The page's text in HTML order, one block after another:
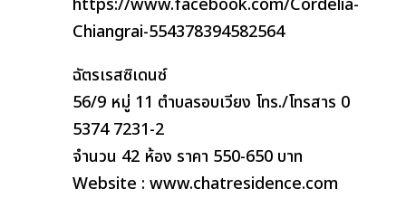
https://www.facebook.com/Cordelia-
Chiangrai-554378394582564
ฉัตรเรสซิเดนซ์
56/9 หมู่ 11 ตำบลรอบเวียง โทร./โทรสาร 0
5374 7231-2
จำนวน 42 ห้อง ราคา 550-650 บาท
Website : www.chatresidence.com